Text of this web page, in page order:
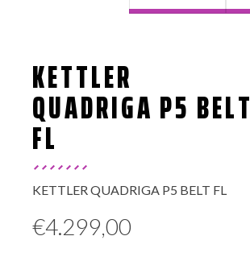
KETTLER
QUADRIGA P5 BELT
FL
KETTLER QUADRIGA P5 BELT FL
€4.299,00